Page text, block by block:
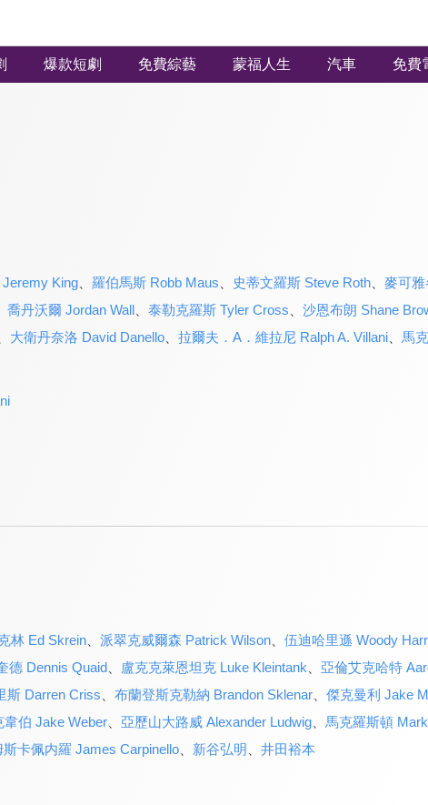
爆款短劇 免費綜藝 蒙福人生 汽車 免費
King、 羅伯馬斯 Robb Maus 史蒂文羅斯 Steve Roth、 麥可
喬丹沃爾 Jordan Wall、 泰勒克羅斯 Tyler Cross 沙恩布朗 Shane
大衛丹奈洛 David Danello、 拉爾夫．A．維拉尼 Ralph A. Villani、 馬
林 Ed Skrein、 派翠克威爾森 Patrick Wilson、 伍迪哈里遜 Woody
德 Dennis Quaid、 盧克克萊恩坦克 Luke Kleintank 亞倫艾克哈特
斯 Darren Criss 布蘭登斯克勒納 Brandon Sklenar、 傑克曼利 Jake
韋伯 Jake Weber、 亞歷山大路威 Alexander Ludwig、 馬克羅斯頓
斯卡佩内羅 James Carpinello、 新谷弘明 井田裕本